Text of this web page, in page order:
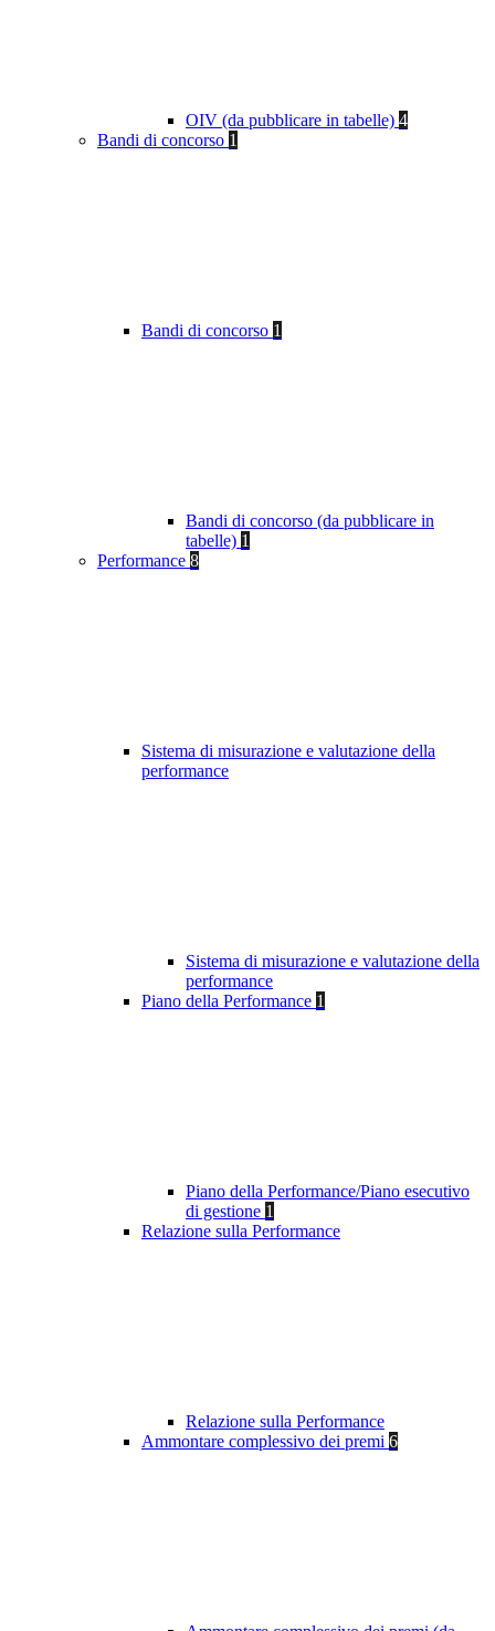
OIV (da pubblicare in tabelle) 4
Bandi di concorso 1
Bandi di concorso 1
Bandi di concorso (da pubblicare in
tabelle) 1
Performance 8
Sistema di misurazione e valutazione della
performance
Sistema di misurazione e valutazione della
performance
Piano della Performance 1
Piano della Performance/Piano esecutivo
di gestione 1
Relazione sulla Performance
Relazione sulla Performance
Ammontare complessivo dei premi 6